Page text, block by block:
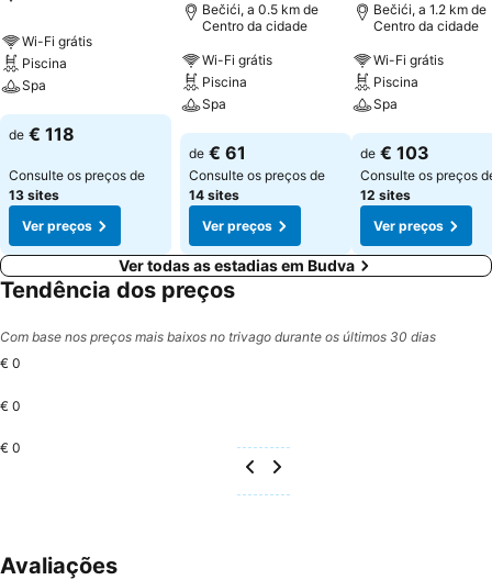
Wi-Fi grátis
Piscina
Spa
Ver preços
de € 118
Consulte os preços de
13 sites
Ver preços
Bečići, a 0.5 km de
Centro da cidade
Wi-Fi grátis
Piscina
Spa
Ver preços
de € 61
Consulte os preços de
14 sites
Ver preços
Bečići, a 1.2 km de
Centro da cidade
Wi-Fi grátis
Piscina
Spa
Ver preços
de € 103
Consulte os preços
12 sites
Ver preços
Ver todas as estadias em Budva
Tendência dos preços
Com base nos preços mais baixos no trivago durante os últimos 30 dias
€ 0
€ 0
€ 0
Avaliações